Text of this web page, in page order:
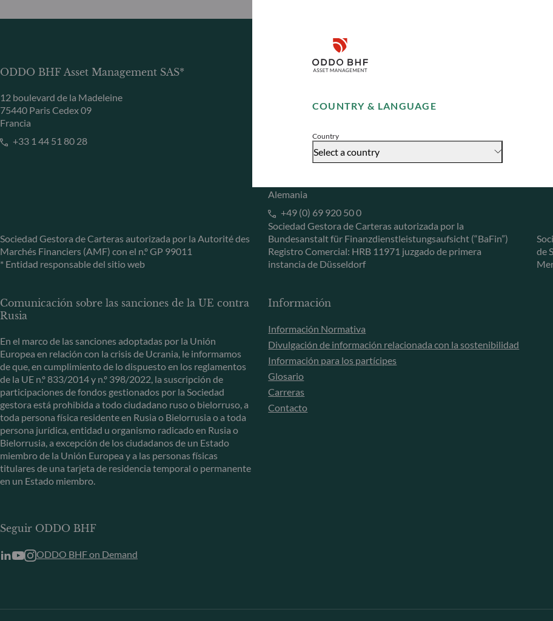
COUNTRY & LANGUAGE
Country
Select a country
Disclaimer
Accept
ODDO BHF Asset Management SAS*
12 boulevard de la Madeleine
75440 Paris Cedex 09
Francia
+33 1 44 51 80 28
Sociedad Gestora de Carteras autorizada por la Autorité des
Marchés Financiers (AMF) con el n.º GP 99011
* Entidad responsable del sitio web
ODDO BHF Asset Management GmbH
40217 Düsseldorf
+49 (0) 211 239 24 01
Alemania
+49 (0) 69 920 50 0
Sociedad Gestora de Carteras autorizada por la
Bundesanstalt für Finanzdienstleistungsaufsicht (“BaFin”)
Registro Comercial: HRB 11971 juzgado de primera
instancia de Düsseldorf
6,
L-
de
Comunicación sobre las sanciones de la UE contra
Rusia
En el marco de las sanciones adoptadas por la Unión
Europea en relación con la crisis de Ucrania, le informamos
de que, en cumplimiento de lo dispuesto en los reglamentos
de la UE n.º 833/2014 y n.º 398/2022, la suscripción de
participaciones de fondos gestionados por la Sociedad
gestora está prohibida a todo ciudadano ruso o bielorruso, a
toda persona física residente en Rusia o Bielorrusia o a toda
persona jurídica, entidad u organismo radicado en Rusia o
Bielorrusia, a excepción de los ciudadanos de un Estado
miembro de la Unión Europea y a las personas físicas
titulares de una tarjeta de residencia temporal o permanente
en un Estado miembro.
Información
Información Normativa
Divulgación de información relacionada con la sostenibilidad
Información para los partícipes
Glosario
Carreras
Contacto
Seguir ODDO BHF
ODDO BHF on Demand